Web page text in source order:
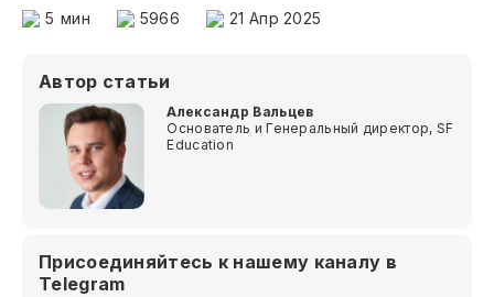
5 мин 5966 21 Апр 2025
Автор статьи
Александр Вальцев
Основатель и Генеральный директор, SF
Education
Присоединяйтесь к нашему каналу в
Telegram